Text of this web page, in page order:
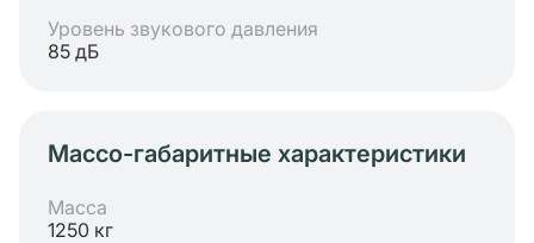
Уровень звукового давления
85 дБ
Массо-габаритные характеристики
Масса
1250 кг